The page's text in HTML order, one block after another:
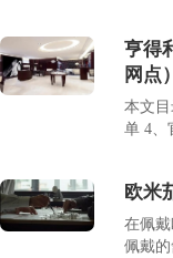
亨得
网点
本文
单 4、
欧米
在佩
佩戴